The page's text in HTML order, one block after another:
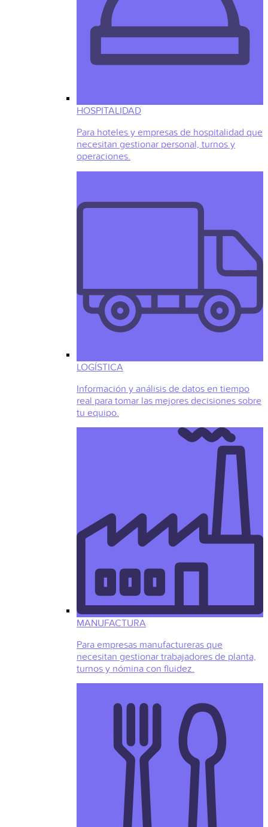
HOSPITALIDAD
Para hoteles y empresas de hospitalidad que
necesitan gestionar personal, turnos y
operaciones.
LOGÍSTICA
Información y análisis de datos en tiempo
real para tomar las mejores decisiones sobre
tu equipo.
MANUFACTURA
Para empresas manufactureras que
necesitan gestionar trabajadores de planta,
turnos y nómina con fluidez.